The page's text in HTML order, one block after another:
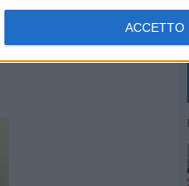
ACCETTO